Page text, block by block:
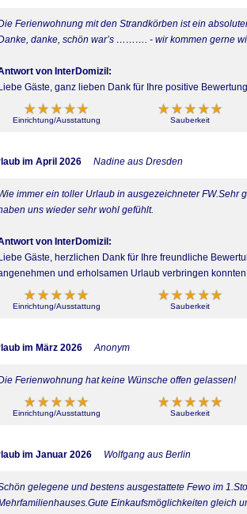
Ferienwohnung mit den Strandkörben ist ein
danke, schön war’s ………. - wir kommen gerne
von InterDomizil:
Gäste, ganz lieben Dank für Ihre positive
Einrichtung/Ausstattung Sauberkeit
im April 2026 Nadine aus Dresden
immer ein toller Urlaub in ausgezeichneter FW.Sehr
uns wieder sehr wohl gefühlt.
von InterDomizil:
Gäste, herzlichen Dank für Ihre freundliche
und erholsamen Urlaub verbringen
Einrichtung/Ausstattung Sauberkeit
im März 2026 Anonym
Ferienwohnung hat keine Wünsche offen gelassen!
Einrichtung/Ausstattung Sauberkeit
im Januar 2026 Wolfgang aus Berlin
gelegene und bestens ausgestattete Fewo im
Einkaufsmöglichkeiten gleich